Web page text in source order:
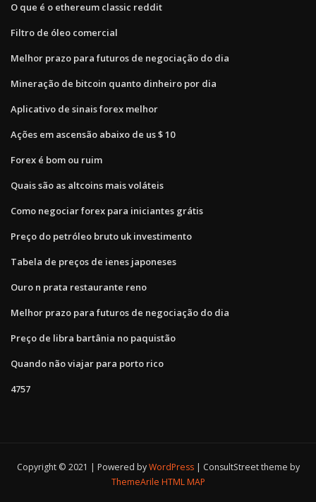
O que é o ethereum classic reddit
Filtro de óleo comercial
Melhor prazo para futuros de negociação do dia
Mineração de bitcoin quanto dinheiro por dia
Aplicativo de sinais forex melhor
Ações em ascensão abaixo de us $ 10
Forex é bom ou ruim
Quais são as altcoins mais voláteis
Como negociar forex para iniciantes grátis
Preço do petróleo bruto uk investimento
Tabela de preços de ienes japoneses
Ouro n prata restaurante reno
Melhor prazo para futuros de negociação do dia
Preço de libra bartânia no paquistão
Quando não viajar para porto rico
4757
Copyright © 2021 | Powered byWordPress | ConsultStreet theme by
ThemeArile HTML MAP